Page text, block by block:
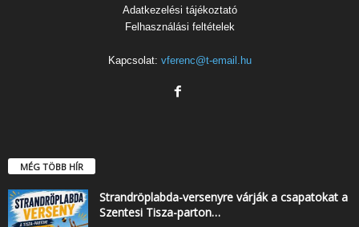
Adatkezelési tájékoztató
Felhasználási feltételek
Kapcsolat: vferenc@t-email.hu
MÉG TÖBB HÍR
Strandröplabda-versenyre várják a csapatokat a
Szentesi Tisza-parton…